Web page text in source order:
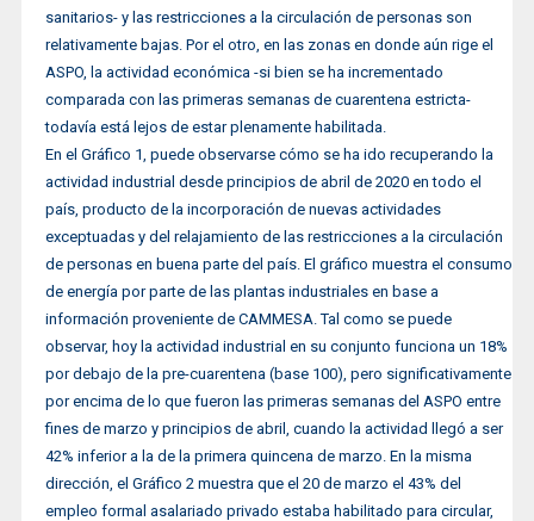
sanitarios- y las restricciones a la circulación de personas son
relativamente bajas. Por el otro, en las zonas en donde aún rige el
ASPO, la actividad económica -si bien se ha incrementado
comparada con las primeras semanas de cuarentena estricta-
todavía está lejos de estar plenamente habilitada.
En el Gráfico 1, puede observarse cómo se ha ido recuperando la
actividad industrial desde principios de abril de 2020 en todo el
país, producto de la incorporación de nuevas actividades
exceptuadas y del relajamiento de las restricciones a la circulación
de personas en buena parte del país. El gráfico muestra el consumo
de energía por parte de las plantas industriales en base a
información proveniente de CAMMESA. Tal como se puede
observar, hoy la actividad industrial en su conjunto funciona un 18%
por debajo de la pre-cuarentena (base 100), pero significativamente
por encima de lo que fueron las primeras semanas del ASPO entre
fines de marzo y principios de abril, cuando la actividad llegó a ser
42% inferior a la de la primera quincena de marzo. En la misma
dirección, el Gráfico 2 muestra que el 20 de marzo el 43% del
empleo formal asalariado privado estaba habilitado para circular,